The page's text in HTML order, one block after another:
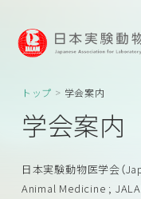
トップ 学会案内
学会案内
日本実験動物医学会（
Animal Medicine ;